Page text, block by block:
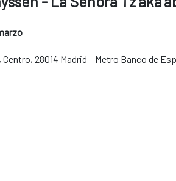
Centro, 28014 Madrid – Metro Banco de